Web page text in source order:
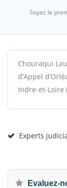
Soyez le
Chouraqui
d’Appel
Indre-et-Loire
Experts
Evaluez-